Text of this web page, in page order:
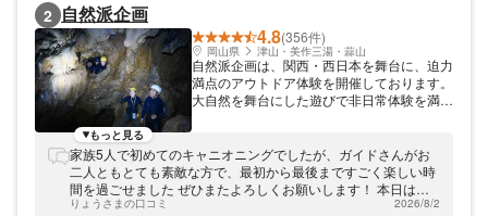
2 自然派企画
4.8(356件)
岡山県 津山・美作三湯・蒜山
自然派企画は、関西・西日本を舞台に、迫力
満点のアウトドア体験を開催しております。
大自然を舞台にした遊びで非日常体験を満喫
もっと見る
家族5人で初めてのキャニオニングでしたが、ガイドさんがお
二人ともとても素敵な方で、最初から最後まですごく楽しい時
間を過ごせました ぜひまたよろしくお願いします！ 本日はあ
りがとうございました！
りょうさまの口コミ 2026/8/2